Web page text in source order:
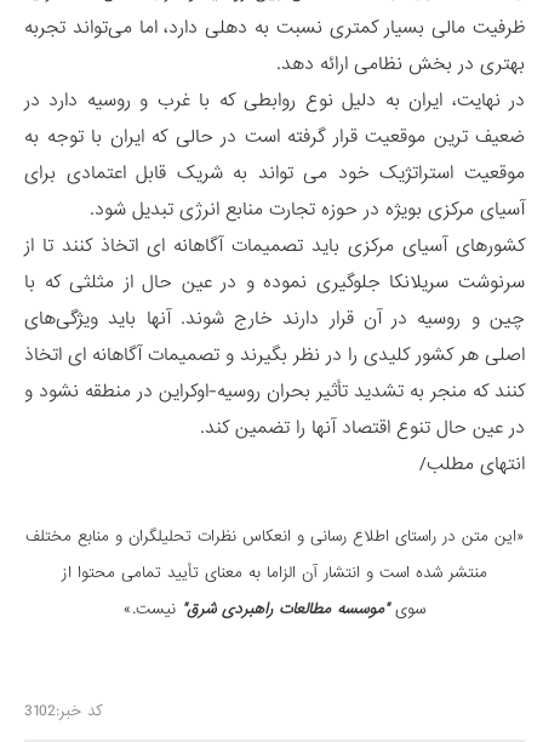
ظرفیت مالی بسیار کمتری نسبت به دهلی دارد، اما می‌تواند تجربه
بهتری در بخش نظامی ارائه دهد.
در نهایت، ایران به دلیل نوع روابطی که با غرب و روسیه دارد در
ضعیف ترین موقعیت قرار گرفته است در حالی که ایران با توجه به
موقعیت استراتژیک خود می تواند به شریک قابل اعتمادی برای
آسیای مرکزی بویژه در حوزه تجارت منابع انرژی تبدیل شود.
کشورهای آسیای مرکزی باید تصمیمات آگاهانه ای اتخاذ کنند تا از
سرنوشت سریلانکا جلوگیری نموده و در عین حال از مثلثی که با
چین و روسیه در آن قرار دارند خارج شوند. آنها باید ویژگی‌های
اصلی هر کشور کلیدی را در نظر بگیرند و تصمیمات آگاهانه ای اتخاذ
کنند که منجر به تشدید تأثیر بحران روسیه-اوکراین در منطقه نشود و
در عین حال تنوع اقتصاد آنها را تضمین کند.
انتهای مطلب/
«این متن در راستای اطلاع رسانی و انعكاس نظرات تحليلگران و منابع مختلف
منتشر شده است و انتشار آن الزاما به معنای تأیید تمامی محتوا از
سوی"موسسه مطالعات راهبردی شرق" نیست.»
کد خبر:3102